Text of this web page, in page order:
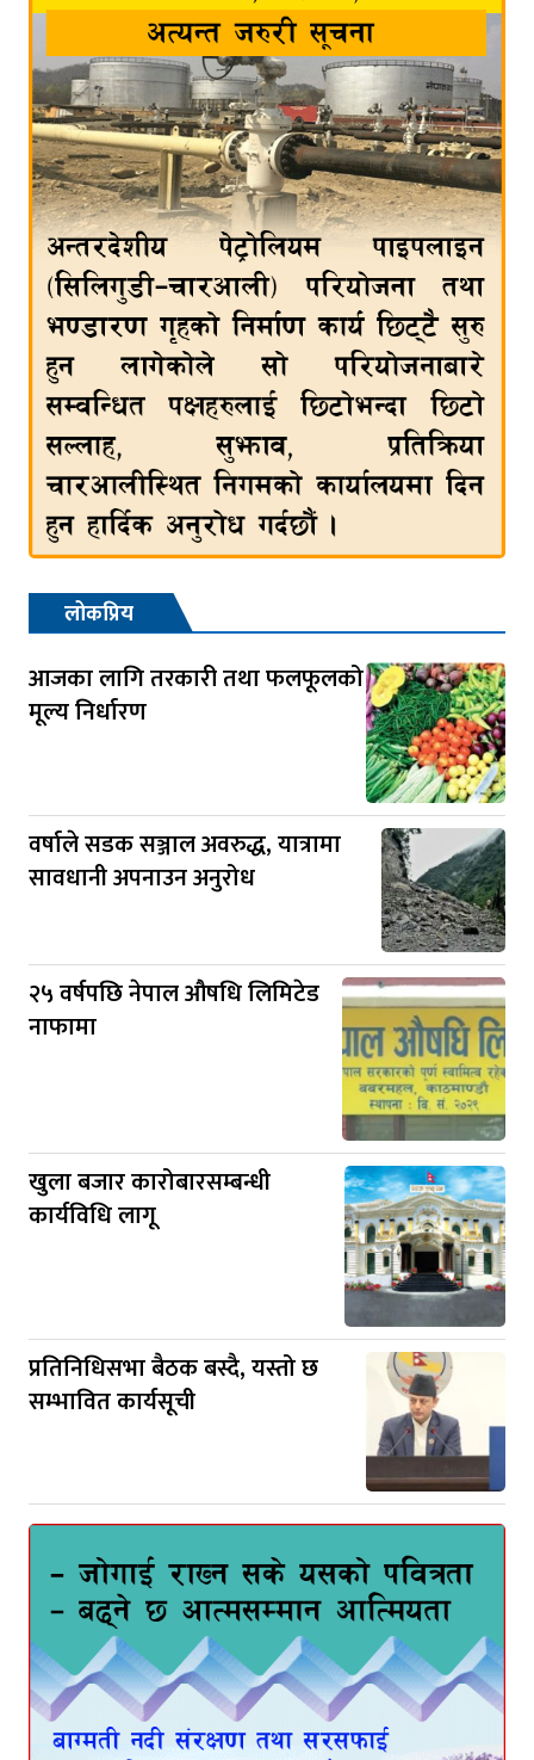
लोकप्रिय
आजका लागि तरकारी तथा फलफूलको
मूल्य निर्धारण
वर्षाले सडक सञ्जाल अवरुद्ध, यात्रामा
सावधानी अपनाउन अनुरोध
२५ वर्षपछि नेपाल औषधि लिमिटेड
नाफामा
खुला बजार कारोबारसम्बन्धी
कार्यविधि लागू
प्रतिनिधिसभा बैठक बस्दै, यस्तो छ
सम्भावित कार्यसूची